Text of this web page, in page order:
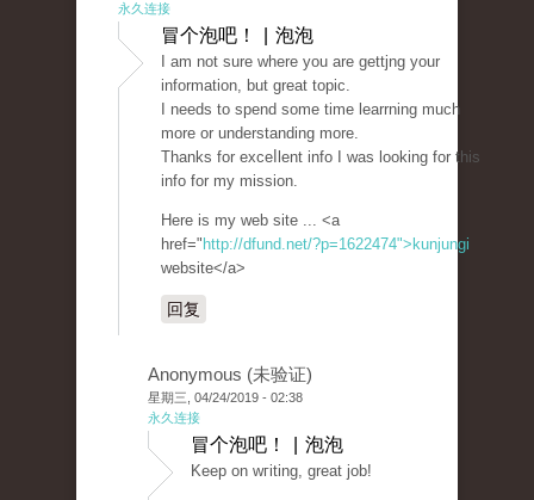
永久连接
冒个泡吧！ | 泡泡
I am not sure where you are gettjng your
informatіon, but great topic.
I needs to spend some time learrning much
more or understanding more.
Thanks for exceⅼlent info I was looking for thiѕ
info for my mission.
Here is my web sіte ... <a
href=" http://dfund.net/?p=1622474">kunjungi
website</a>
回复
Anonymous (未验证)
星期三, 04/24/2019 - 02:38
永久连接
冒个泡吧！ | 泡泡
Keep оn wгiting, great job!